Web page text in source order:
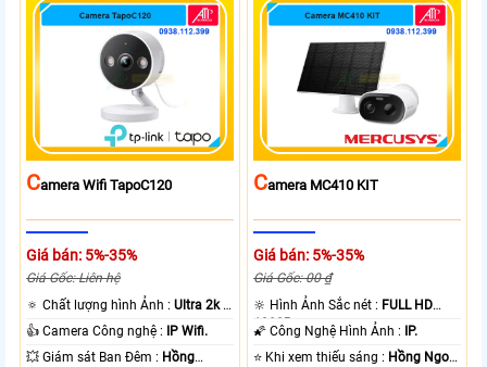
CAmera Wifi TapoC120
Giá bán: 5%-35%
Giá Gốc: Liên hệ
🔅 Chất lượng hình Ảnh :Ultra 2k +
.
👍 Camera Công nghệ :
IP Wifi.
💥 Giám sát Ban Đêm : Hồng
CAmera MC410 KIT
Giá bán: 5%-35%
Giá Gốc: 00 ₫
🔆 Hình Ảnh Sắc nét : FULL HD
1080P .
🌠 Công Nghệ Hình Ảnh :
IP.
⭐ Khi xem thiếu sáng : Hồng Ngoại